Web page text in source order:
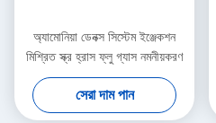
অ্যামোনিয়া ডেনক্স সিস্টেম ইঞ্জেকশন
মিশ্রিত স্ক্র হ্রাস ফ্লু গ্যাস নমনীয়করণ
সেরা দাম পান